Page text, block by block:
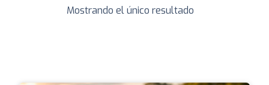
Mostrando el único resultado